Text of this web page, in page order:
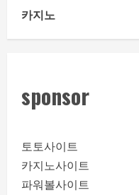
카지노
sponsor
토토사이트
카지노사이트
파워볼사이트